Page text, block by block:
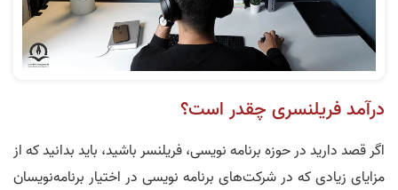
درآمد فریلنسری چقدر است؟
اگر قصد دارید در حوزه برنامه نویسی، فریلنسر باشید، باید بدانید که از
مزایای زیادی که در شرکت‌های برنامه نویسی در اختیار برنامه‌نویسان